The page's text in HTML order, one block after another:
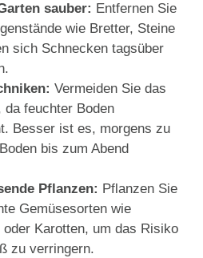
sauber: Entfernen Sie
wie Bretter, Steine
sich Schnecken tagsüber
Vermeiden Sie das
da feuchter Boden
Besser ist es, morgens zu
bis zum Abend
Pflanzen: Pflanzen Sie
Gemüsesorten wie
oder Karotten, um das Risiko
zu verringern.